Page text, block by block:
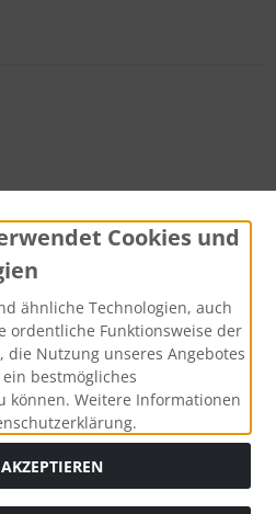
MwSt. zzgl.Versandkosten. Die
Cookies und
ähnliche Technologien, auch
ordentliche Funktionsweise der
die Nutzung unseres Angebotes
bestmögliches
können. Weitere Informationen